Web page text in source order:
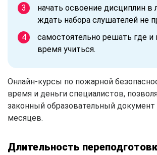
начать освоение дисциплин
ждать набора слушателей не
самостоятельно решать где и
время учиться.
Онлайн-курсы по пожарной
время и деньги специалистов,
законный образовательный документ
месяцев.
Длительность